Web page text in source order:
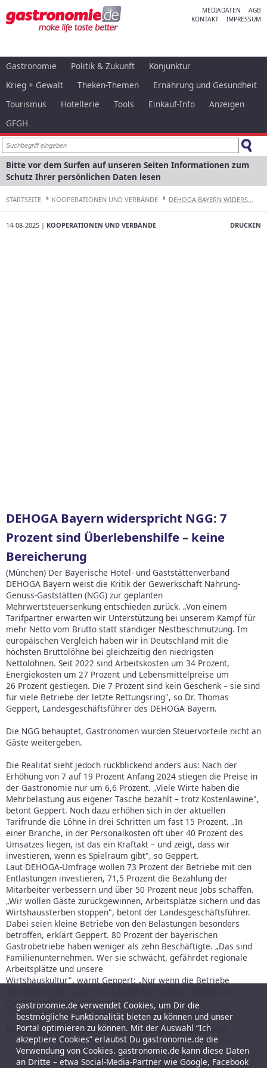
MEDIADATEN
AGB
KONTAKT
IMPRESSUM
Gastronomie Politik & Zukunft
Konjunktur
Krieg + Gewalt
Theken-Themen
Ernährung und Gesundheit
Tourismus
Hotellerie Tools Einkauf-Info
Anzeigen
GFGH
Bitte vor dem Surfen auf unseren Seiten Informationen zum
Schutz Ihrer persönlichen Daten lesen
STARTSEITE KOOPERATIONEN UND VERBÄNDE DEHOGA BAYERN WIDERS...
DRUCKEN
14-08-2025 | KOOPERATIONEN UND VERBÄNDE
DEHOGA Bayern widerspricht NGG: 7
Prozent sind Überlebenshilfe – keine
Bereicherung
(München) Der Bayerische Hotel- und Gaststättenverband
DEHOGA Bayern weist die Kritik der Gewerkschaft Nahrung-
Genuss-Gaststätten (NGG) zur geplanten
Mehrwertsteuersenkung entschieden zurück. „Von einem
Tarifpartner erwarten wir Unterstützung bei unserem Kampf für
mehr Netto vom Brutto statt ständiger Nestbeschmutzung. Im
europäischen Vergleich haben wir in Deutschland mit die
höchsten Bruttolöhne bei gleichzeitig den niedrigsten
Nettolöhnen. Seit 2022 sind Arbeitskosten um 34 Prozent,
Energiekosten um 27 Prozent und Lebensmittelpreise um
26 Prozent gestiegen. Die 7 Prozent sind kein Geschenk – sie sind
für viele Betriebe der letzte Rettungsring", so Dr. Thomas
Geppert, Landesgeschäftsführer des DEHOGA Bayern.
Die NGG behauptet, Gastronomen würden Steuervorteile nicht an
Gäste weitergeben.
Die Realität sieht jedoch rückblickend anders aus: Nach der
Erhöhung von 7 auf 19 Prozent Anfang 2024 stiegen die Preise in
der Gastronomie nur um 6,6 Prozent. „Viele Wirte haben die
Mehrbelastung aus eigener Tasche bezahlt – trotz Kostenlawine",
betont Geppert. Noch dazu erhöhen sich in der aktuellen
Tarifrunde die Löhne in drei Schritten um fast 15 Prozent. „In
einer Branche, in der Personalkosten oft über 40 Prozent des
Umsatzes liegen, ist das ein Kraftakt – und zeigt, dass wir
investieren, wenn es Spielraum gibt", so Geppert.
Laut DEHOGA-Umfrage wollen 73 Prozent der Betriebe mit den
Entlastungen investieren, 71,5 Prozent die Bezahlung der
Mitarbeiter verbessern und über 50 Prozent neue Jobs schaffen.
„Wir wollen Gäste zurückgewinnen, Arbeitsplätze sichern und das
Wirtshaussterben stoppen", betont der Landesgeschäftsführer.
Dabei seien kleine Betriebe von den Belastungen besonders
betroffen, erklärt Geppert. 80 Prozent der bayerischen
Gastrobetriebe haben weniger als zehn Beschäftigte. „Das sind
Familienunternehmen. Wer sie schwächt, gefährdet regionale
Arbeitsplätze und unsere
Wirtshauskultur", warnt Geppert: „Nur wenn die Betriebe
Gastfreundschaft in Bayern."
– Ende der Pressemitteilung -
Bayerischer Hotel- und Gaststättenverband DEHOGA Bayern e.V.
gastronomie.de verwendet Cookies, um Dir die
bestmögliche Funktionalität bieten zu können und unser
Portal optimieren zu können. Mit der Auswahl “Ich
akzeptiere Cookies” erlaubst Du gastronomie.de die
Verwendung von Cookies. gastronomie.de kann diese Daten
an Dritte – etwa Social-Media-Partner wie Google, Facebook